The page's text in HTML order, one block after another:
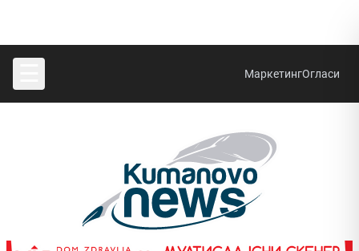
МаркетингОгласи